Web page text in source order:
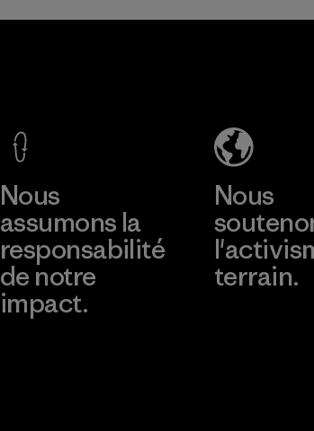
En savoir plus
Nous
assumons la
responsabilité
de notre
impact.
Nous
terrain.